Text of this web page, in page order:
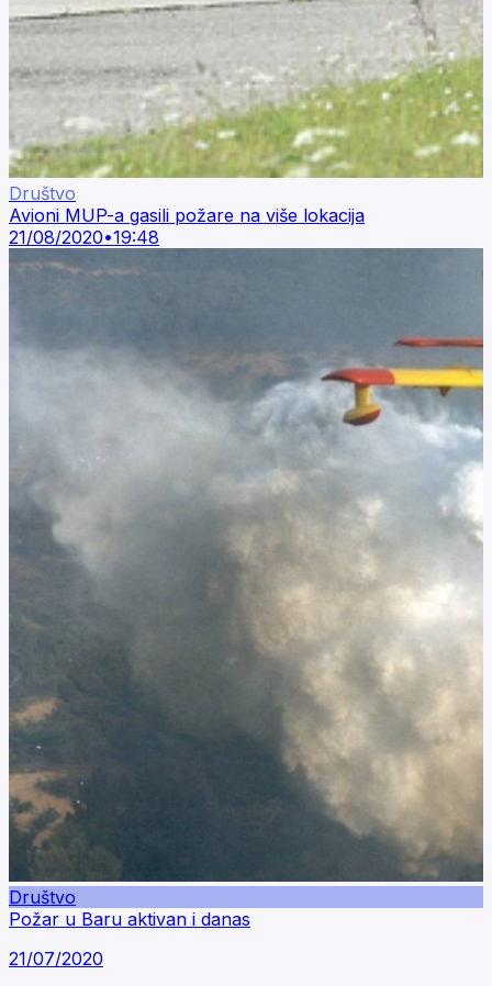
Društvo
Avioni MUP-a gasili požare na više lokacija
21/08/2020•19:48
Društvo
Požar u Baru aktivan i danas
21/07/2020